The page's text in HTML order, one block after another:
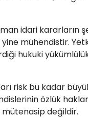
idari kararların
mühendistir.
hukuki
risk bu kadar
özlük
mütenasip değildir.